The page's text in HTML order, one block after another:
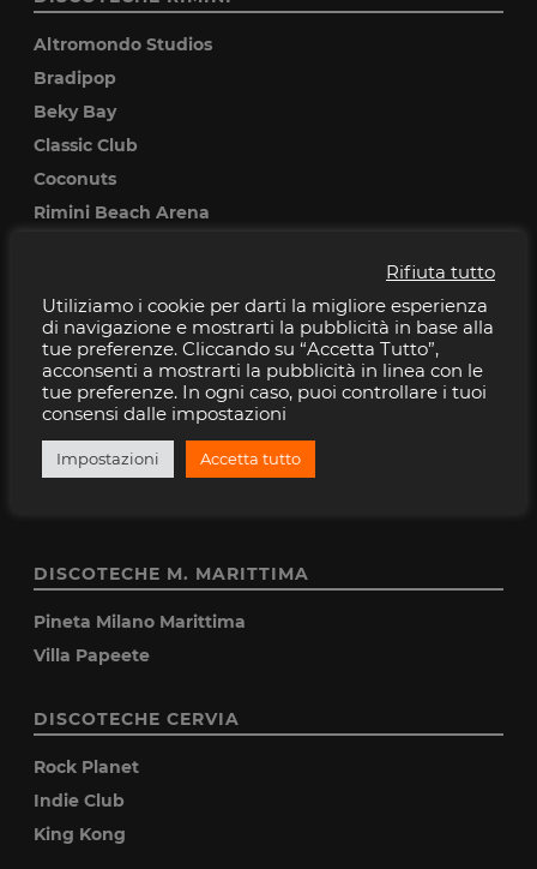
Altromondo Studios
Bradipop
Beky Bay
Classic Club
Coconuts
Rimini Beach Arena
Baia Imperiale
Cocoricò
Pascia
Peter pan
Villa delle Rose
DISCOTECHE M. MARITTIMA
Pineta Milano Marittima
Villa Papeete
DISCOTECHE CERVIA
Rock Planet
Indie Club
King Kong
Rifiuta tutto
Utiliziamo i cookie per darti la migliore esperienza
di navigazione e mostrarti la pubblicità in base alla
tue preferenze. Cliccando su “Accetta Tutto”,
acconsenti a mostrarti la pubblicità in linea con le
tue preferenze. In ogni caso, puoi controllare i tuoi
consensi dalle impostazioni
Impostazioni Accetta tutto